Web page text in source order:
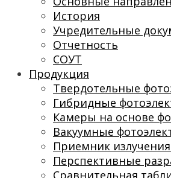
История
Учредительные
Отчетность
СОУТ
Продукция
Твердотельные
Гибридные
Камеры на основе
Вакуумные
Приемник
Перспективные
Сравнительная